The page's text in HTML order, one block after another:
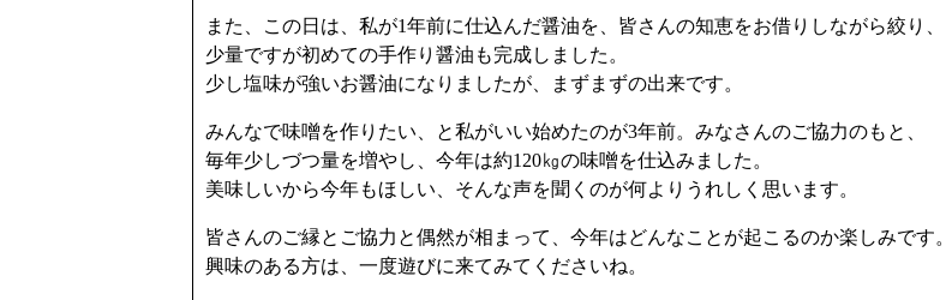
また、この日は、私が1年前に仕込んだ醤油を、皆さんの知恵をお借りしながら絞り、
少量ですが初めての手作り醤油も完成しました。
少し塩味が強いお醤油になりましたが、まずまずの出来です。
みんなで味噌を作りたい、と私がいい始めたのが3年前。みなさんのご協力のもと、
毎年少しづつ量を増やし、今年は約120㎏の味噌を仕込みました。
美味しいから今年もほしい、そんな声を聞くのが何よりうれしく思います。
皆さんのご縁とご協力と偶然が相まって、今年はどんなことが起こるのか楽しみです。
興味のある方は、一度遊びに来てみてくださいね。